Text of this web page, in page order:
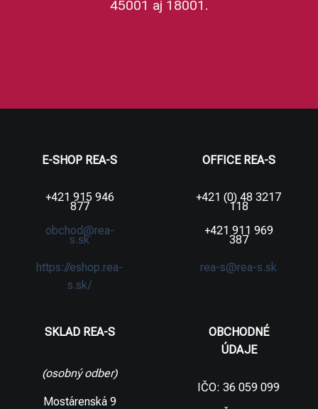
45001 aj 18001.
E-SHOP REA-S
+421 915 946
877
obchod@rea-
s.sk
https://eshop.rea-
s.sk/
OFFICE REA-S
+421 (0) 48 3217
118
+421 911 969
387
rea-s@rea-s.sk
SKLAD REA-S
(osobný odber)
Mostárenská 9
OBCHODNÉ
ÚDAJE
IČO: 36 059 099